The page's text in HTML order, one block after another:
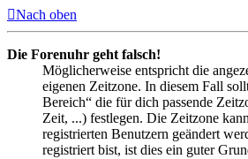
Nach oben
Die Forenuhr geht falsch!
Möglicherweise entspricht die
eigenen Zeitzone. In diesem Fall
Bereich“ die für dich passende
Zeit, ...) festlegen. Die Zeitzone
registrierten Benutzern geändert
registriert bist, ist dies ein guter